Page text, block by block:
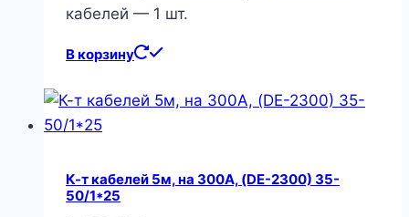
кабелей — 1 шт.
В корзину
К-т кабелей 5м, на 300А, (DE-2300) 35-
50/1*25